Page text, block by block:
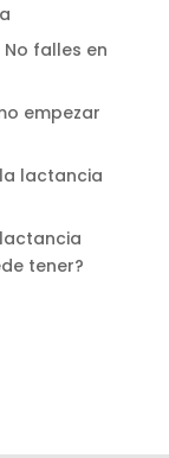
falles en
empezar
lactancia
tener?